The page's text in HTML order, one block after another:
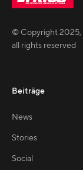
© Copyright2025,
all rights reserved
Beiträge
News
Stories
Social